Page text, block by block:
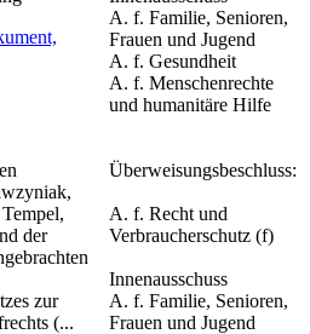
A. f. Familie, Senioren,
Frauen und Jugend
A. f. Gesundheit
A. f. Menschenrechte
und humanitäre Hilfe
der
zur
(...
Überweisungsbeschluss:
A. f. Recht und
Verbraucherschutz (f)
Innenausschuss
A. f. Familie, Senioren,
Frauen und Jugend